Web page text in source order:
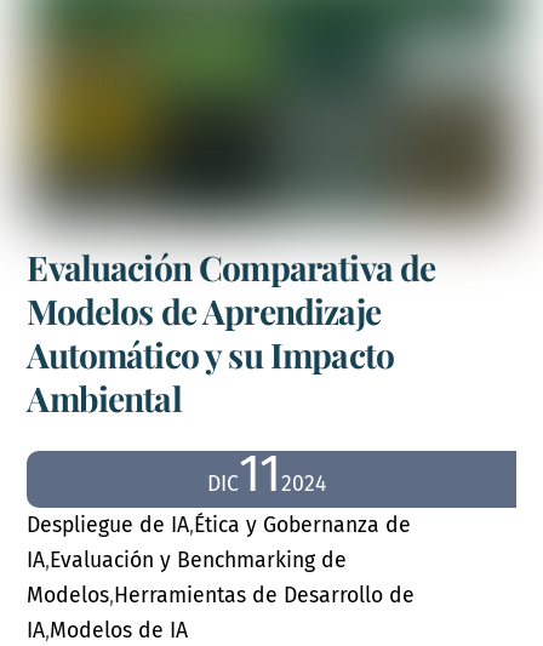
Evaluación Comparativa de
Modelos de Aprendizaje
Automático y su Impacto
Ambiental
DIC112024
Despliegue de IA,Ética y Gobernanza de
IA,Evaluación y Benchmarking de
Modelos,Herramientas de Desarrollo de
IA,Modelos de IA